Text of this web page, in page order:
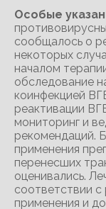
Особые
сообщалось о
некоторых
началом
обследование
коинфекцией
реактивации
мониторинг и
рекомендаций.
применения
перенесших
оценивались.
соответствии
применения и